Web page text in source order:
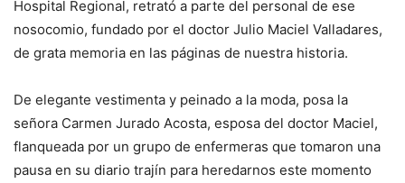
Hospital Regional, retrató a parte del personal de ese
nosocomio, fundado por el doctor Julio Maciel Valladares,
de grata memoria en las páginas de nuestra historia.
De elegante vestimenta y peinado a la moda, posa la
señora Carmen Jurado Acosta, esposa del doctor Maciel,
flanqueada por un grupo de enfermeras que tomaron una
pausa en su diario trajín para heredarnos este momento